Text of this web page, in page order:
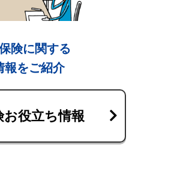
険に関する
報をご紹介
お役立ち情報